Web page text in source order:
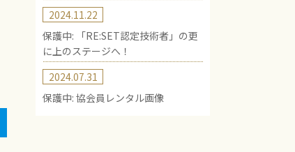
保護中: 「RE:SET認定技術者」の更
に上のステージへ！
2024.11.22
保護中: 協会員レンタル画像
2024.07.31